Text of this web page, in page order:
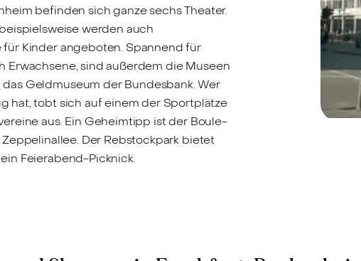
befinden sich ganze sechs Theater.
werden auch
für Kinder angeboten. Spannend für
Erwachsene, sind außerdem die Museen
Geldmuseum der Bundesbank. Wer
hat, tobt sich auf einem der Sportplätze
aus. Ein Geheimtipp ist der Boule-
Der Rebstockpark bietet
Feierabend-Picknick.